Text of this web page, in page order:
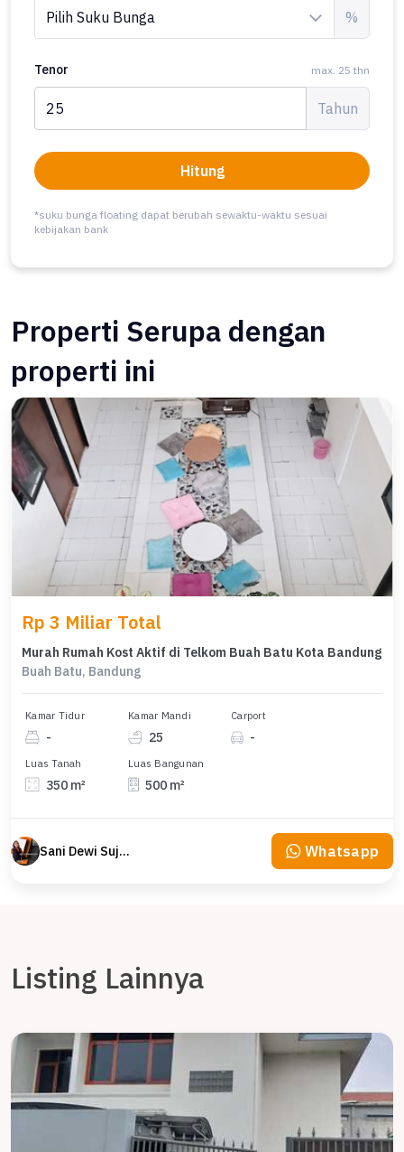
%
Tenor max. 25 thn
Tahun
Hitung
*suku bunga floating dapat berubah sewaktu-waktu sesuai
kebijakan bank
Properti Serupa dengan
properti ini
Rp 3 Miliar Total
Murah Rumah Kost Aktif di Telkom Buah Batu Kota Bandung
Buah Batu, Bandung
Kamar Tidur
-
Kamar Mandi
25
Carport
-
Luas Tanah
350 m²
Luas Bangunan
500 m²
Sani Dewi Sujono Whatsapp
Listing Lainnya